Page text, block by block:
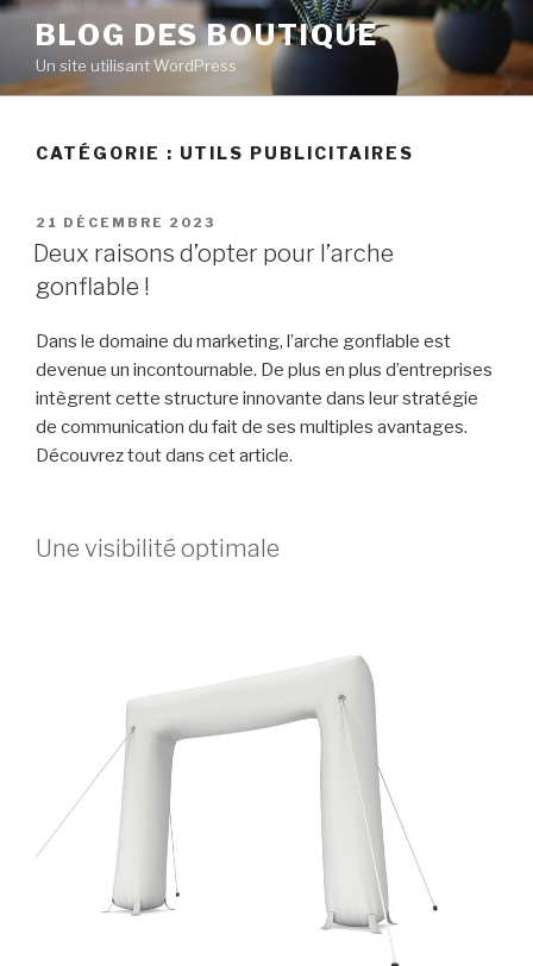
Aller
contenu
principal
BLOG DES BOUTIQUE
Un site utilisant WordPress
CATÉGORIE : UTILS PUBLICITAIRES
PUBLIÉ
LE
21 DÉCEMBRE 2023
Deux raisons d’opter pour l’arche
gonflable !
Dans le domaine du marketing, l’arche gonflable est
devenue un incontournable. De plus en plus d’entreprises
intègrent cette structure innovante dans leur stratégie
de communication du fait de ses multiples avantages.
Découvrez tout dans cet article.
Une visibilité optimale